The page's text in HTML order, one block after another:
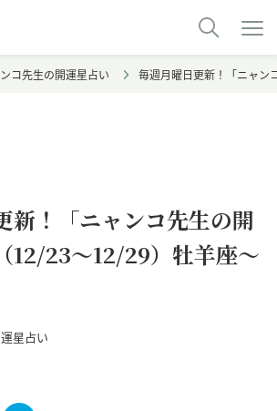
コ先生の開運星占い 毎週月曜日更新！「ニャン
新！「ニャンコ先生の開
12/23～12/29）牡羊座～
星占い